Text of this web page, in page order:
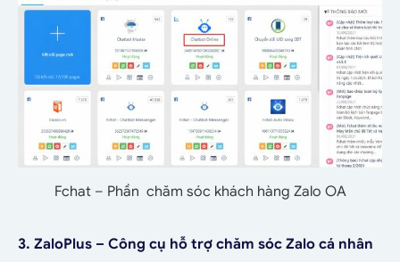
Fchat – Phần chăm sóc khách hàng Zalo OA
3. ZaloPlus – Công cụ hỗ trợ chăm sóc Zalo cá nhân